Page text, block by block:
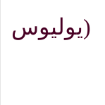
(يوليوس